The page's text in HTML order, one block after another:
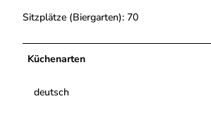
Sitzplätze (Biergarten): 70
Küchenarten
deutsch